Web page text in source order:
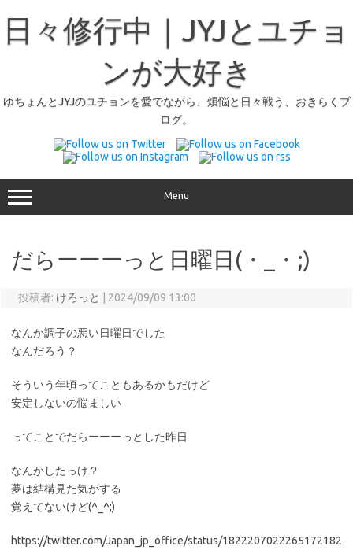
日々修行中｜JYJとユチョ
ンが大好き
ゆちょんとJYJのユチョンを愛でながら、煩悩と日々戦う、おきらくブ
ログ。
Menu
だらーーーっと日曜日(⁠・⁠_⁠・⁠;⁠)
投稿者: けろっと 2024/09/09 13:00
なんか調子の悪い日曜日でした
なんだろう？
そういう年頃ってこともあるかもだけど
安定しないの悩ましい
ってことでだらーーーっとした昨日
なんかしたっけ？
夢は結構見た気がする
覚えてないけど(^_^;)
https://twitter.com/Japan_jp_office/status/1822207022265172182